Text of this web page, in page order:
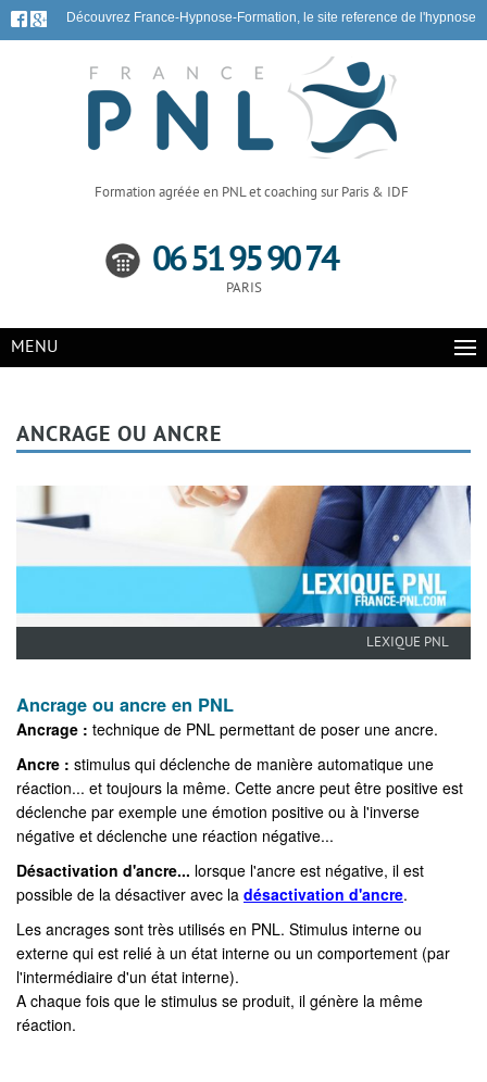
Découvrez France-Hypnose-Formation, le site reference de l'hypnose
Formation agréée en PNL et coaching sur Paris & IDF
06 51 95 90 74
PARIS
MENU
ANCRAGE OU ANCRE
LEXIQUE PNL
Ancrage ou ancre en PNL
Ancrage : technique de PNL permettant de poser une ancre.
Ancre : stimulus qui déclenche de manière automatique une
réaction... et toujours la même. Cette ancre peut être positive est
déclenche par exemple une émotion positive ou à l'inverse
négative et déclenche une réaction négative...
Désactivation d'ancre... lorsque l'ancre est négative, il est
possible de la désactiver avec la désactivation d'ancre.
Les ancrages sont très utilisés en PNL. Stimulus interne ou
externe qui est relié à un état interne ou un comportement (par
l'intermédiaire d'un état interne).
A chaque fois que le stimulus se produit, il génère la même
réaction.